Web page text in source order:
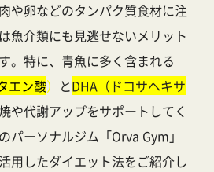
や卵などのタンパク質食材に注
魚介類にも見逃せないメリット
。特に、青魚に多く含まれる
エン酸） とDHA（ドコサヘキサ
や代謝アップをサポートしてく
パーソナルジム「Orva Gym」
用したダイエット法をご紹介し